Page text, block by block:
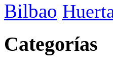
Bilbao
Categorías